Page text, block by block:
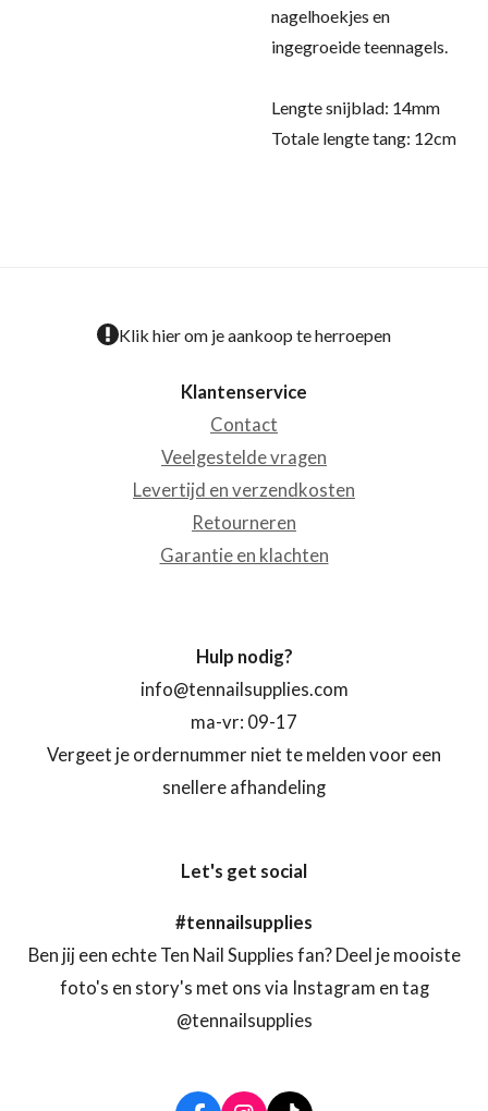
nagelhoekjes en
ingegroeide teennagels.
Lengte snijblad: 14mm
Totale lengte tang: 12cm
Klik hier om je aankoop te herroepen
Klantenservice
Contact
Veelgestelde vragen
Levertijd en verzendkosten
Retourneren
Garantie en klachten
Hulp nodig?
info@tennailsupplies.com
ma-vr: 09-17
Vergeet je ordernummer niet te melden voor een
snellere afhandeling
Let's get social
#tennailsupplies
Ben jij een echte Ten Nail Supplies fan? Deel je mooiste
foto's en story's met ons via Instagram en tag
@tennailsupplies